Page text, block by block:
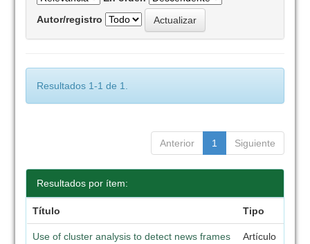
Autor/registro
Resultados 1-1 de 1.
Anterior 1 Siguiente
Resultados por ítem:
Título Tipo
Use of cluster analysis to detect news frames
Artículo